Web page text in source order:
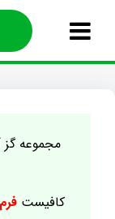
مجموعه گز
کافیستفرم